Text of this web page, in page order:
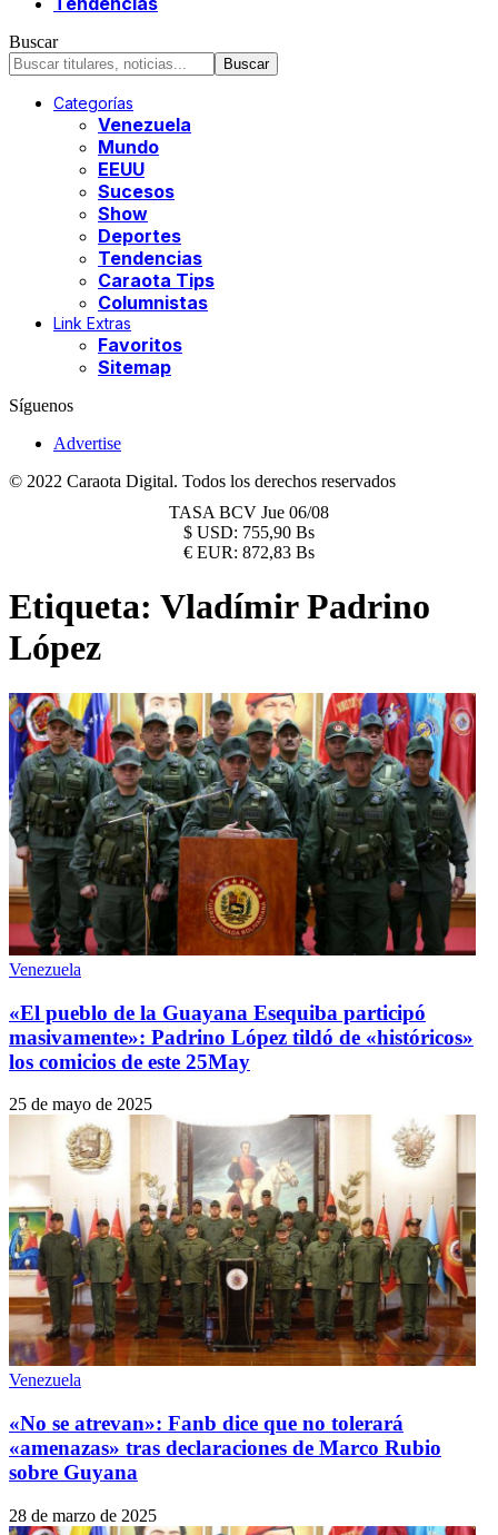
Buscar
Categorías
Venezuela
Mundo
EEUU
Sucesos
Show
Deportes
Tendencias
Caraota Tips
Columnistas
Link Extras
Favoritos
Sitemap
Síguenos
Advertise
© 2022 Caraota Digital. Todos los derechos reservados
TASA BCV Jue 06/08
$ USD: 755,90 Bs
€ EUR: 872,83 Bs
Etiqueta: Vladímir Padrino
López
Venezuela
«El pueblo de la Guayana Esequiba participó
masivamente»: Padrino López tildó de «históricos»
los comicios de este 25May
25 de mayo de 2025
Venezuela
«No se atrevan»: Fanb dice que no tolerará
«amenazas» tras declaraciones de Marco Rubio
sobre Guyana
28 de marzo de 2025